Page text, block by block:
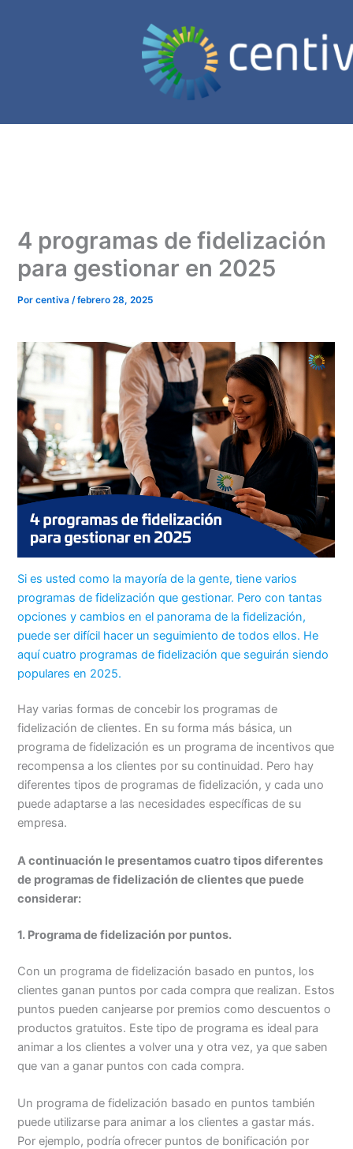
4 programas de fidelización
para gestionar en 2025
Porcentiva/febrero 28, 2025
Si es usted como la mayoría de la gente, tiene varios
programas de fidelización que gestionar. Pero con tantas
opciones y cambios en el panorama de la fidelización,
puede ser difícil hacer un seguimiento de todos ellos. He
aquí cuatro programas de fidelización que seguirán siendo
populares en 2025.
Hay varias formas de concebir los programas de
fidelización de clientes. En su forma más básica, un
programa de fidelización es un programa de incentivos que
recompensa a los clientes por su continuidad. Pero hay
diferentes tipos de programas de fidelización, y cada uno
puede adaptarse a las necesidades específicas de su
empresa.
A continuación le presentamos cuatro tipos diferentes
de programas de fidelización de clientes que puede
considerar:
1. Programa de fidelización por puntos.
Con un programa de fidelización basado en puntos, los
clientes ganan puntos por cada compra que realizan. Estos
puntos pueden canjearse por premios como descuentos o
productos gratuitos. Este tipo de programa es ideal para
animar a los clientes a volver una y otra vez, ya que saben
que van a ganar puntos con cada compra.
Un programa de fidelización basado en puntos también
puede utilizarse para animar a los clientes a gastar más.
Por ejemplo, podría ofrecer puntos de bonificación por